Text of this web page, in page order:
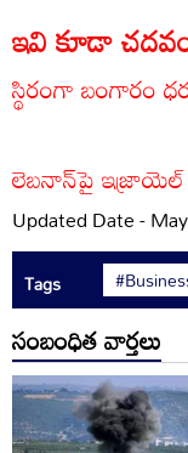
ఇవి కూడా
స్థిరంగా బంగారం
లెబనాన్‌పై ఇజ్రాయెల్
Updated Date -
Tags
సంబంధిత వార్తలు